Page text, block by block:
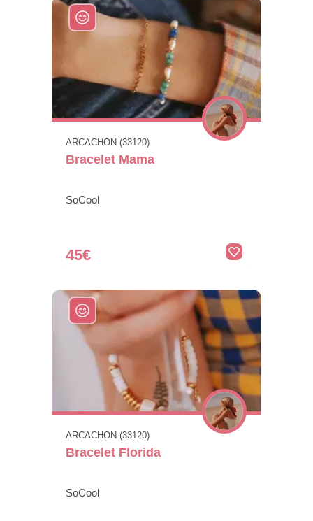
ARCACHON (33120)
Bracelet Mama
SoCool
45€
ARCACHON (33120)
Bracelet Florida
SoCool